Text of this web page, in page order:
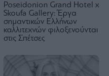
Poseidonion Grand Hotel x
Skoufa Gallery: Έργα
σημαντικών Ελλήνων
καλλιτεχνών φιλοξενούνται
στις Σπέτσες